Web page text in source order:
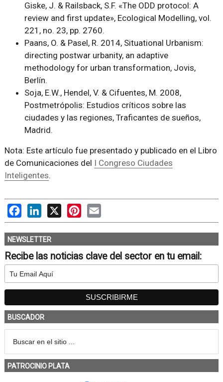
Giske, J. & Railsback, S.F. «The ODD protocol: A
review and first update», Ecological Modelling, vol.
221, no. 23, pp. 2760.
Paans, O. & Pasel, R. 2014, Situational Urbanism:
directing postwar urbanity, an adaptive
methodology for urban transformation, Jovis,
Berlín.
Soja, E.W., Hendel, V. & Cifuentes, M. 2008,
Postmetrópolis: Estudios críticos sobre las
ciudades y las regiones, Traficantes de sueños,
Madrid.
Nota: Este artículo fue presentado y publicado en el Libro
de Comunicaciones del I Congreso Ciudades
Inteligentes.
FacebookLinkedIn Pinterest
NEWSLETTER
Recibe las noticias clave del sector en tu email:
BUSCADOR
PATROCINIO PLATA